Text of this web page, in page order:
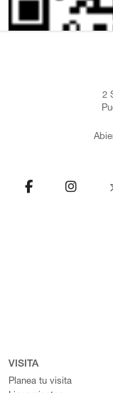
2
VISITA
Planea tu visita